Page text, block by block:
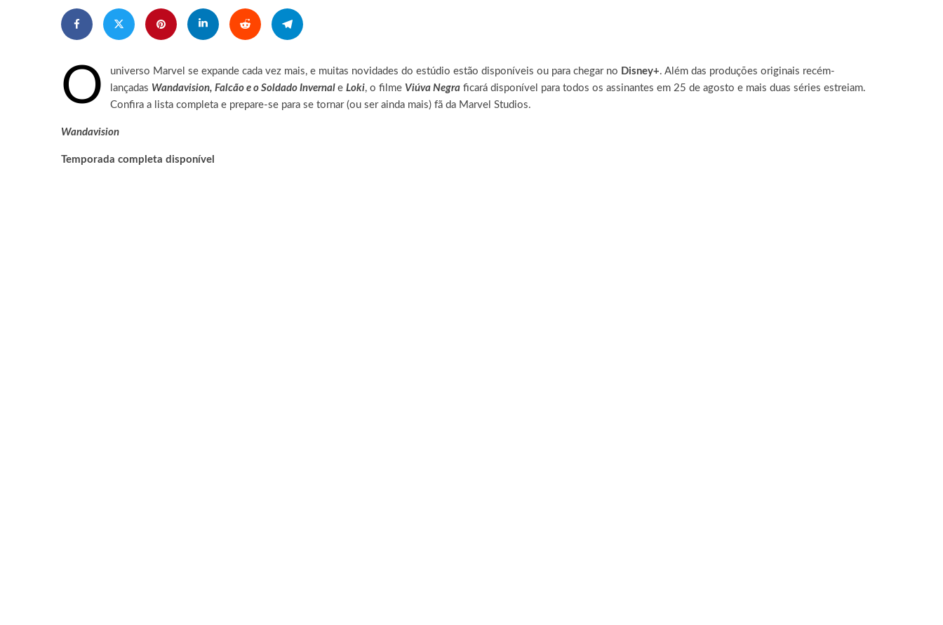
O universo Marvel se expande cada vez mais, e muitas novidades do estúdio estão disponíveis ou para chegar no Disney+. Além das produções originais recém-
lançadas Wandavision, Falcão e o Soldado Invernal e Loki, o filme Viúva Negra ficará disponível para todos os assinantes em 25 de agosto e mais duas séries estreiam.
Confira a lista completa e prepare-se para se tornar (ou ser ainda mais) fã da Marvel Studios.
Wandavision
Temporada completa disponível